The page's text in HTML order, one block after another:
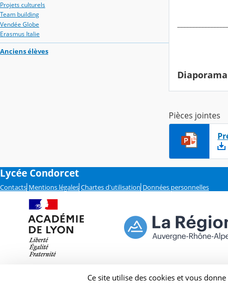
Projets culturels
Team building
Vendée Globe
Erasmus Italie
Anciens élèves
Pièces jointes
Lycée Condorcet
Contacts Mentions légales Chartes d'utilisation Données personnelles
Ce site utilise des cookies et vous